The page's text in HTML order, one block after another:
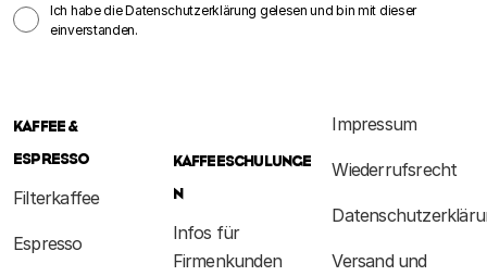
Ich habe die Datenschutzerklärung gelesen und bin mit dieser
einverstanden.
KAFFEE &
ESPRESSO
Filterkaffee
Espresso
KAFFEESCHULUNGE
N
Infos für
Firmenkunden
Impressum
Wiederrufsrecht
Versand und